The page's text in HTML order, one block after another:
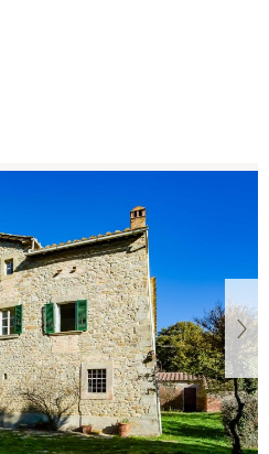
La posizione è
nel verde, ma facilmente
servizi.
ideale per chi sogna un
da valorizzare, con grandi
e un paesaggio di straordinaria›